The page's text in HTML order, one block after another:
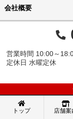
会社概要
営業時間 10:00～
定休日 水曜定休
トップ 店舗案